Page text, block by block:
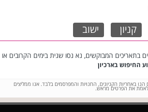
קניון ישוב
בתאריכים המבוקשים, נא נסו שנית בימים הקרובים או
החיפוש בארכיון
באחריות הקניונים, החנויות והמפרסמים בלבד. אנו ממליצים
את הפרטים מראש.